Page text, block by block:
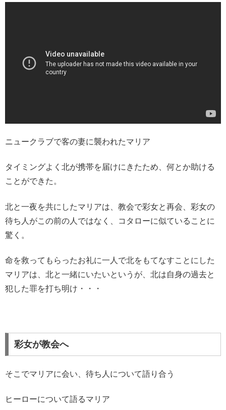
ニュークラブで客の妻に襲われたマリア
タイミングよく北が携帯を届けにきたため、何とか助ける
ことができた。
北と一夜を共にしたマリアは、教会で彩女と再会、彩女の
待ち人がこの前の人ではなく、コタローに似ていることに
驚く。
命を救ってもらったお礼に一人で北をもてなすことにした
マリアは、北と一緒にいたいというが、北は自身の過去と
犯した罪を打ち明け・・・
彩女が教会へ
そこでマリアに会い、待ち人について語り合う
ヒーローについて語るマリア